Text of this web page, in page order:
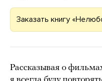
Заказать книгу
Рассказывая о